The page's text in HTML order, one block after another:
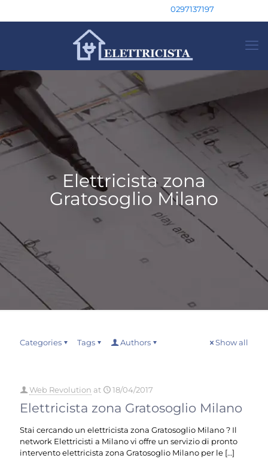
0297137197
Elettricista zona
Gratosoglio Milano
Categories Tags Authors Show all
Web Revolution at 18/04/2017
Elettricista zona Gratosoglio Milano
Stai cercando un elettricista zona Gratosoglio Milano ? Il
network Elettricisti a Milano vi offre un servizio di pronto
intervento elettricista zona Gratosoglio Milano per le […]